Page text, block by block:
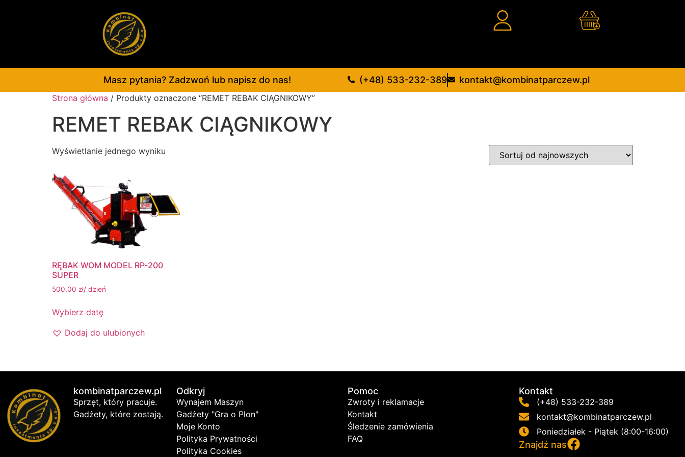
Masz pytania? Zadzwoń lub napisz do nas! (+48) 533-232-389 kontakt@kombinatparczew.pl
Strona główna / Produkty oznaczone “REMET REBAK CIĄGNIKOWY”
REMET REBAK CIĄGNIKOWY
Wyświetlanie jednego wyniku
RĘBAK WOM MODEL RP-200
SUPER
500,00 zł/ dzień
Wybierz datę
Dodaj do ulubionych
kombinatparczew.pl
Sprzęt, który pracuje.
Gadżety, które zostają.
Odkryj
Wynajem Maszyn
Gadżety "Gra o Plon"
Moje Konto
Polityka Prywatności
Polityka Cookies
Pomoc
Zwroty i reklamacje
Kontakt
Śledzenie zamówienia
FAQ
Kontakt
(+48) 533-232-389
kontakt@kombinatparczew.pl
Poniedziałek - Piątek (8:00-16:00)
Znajdź nas